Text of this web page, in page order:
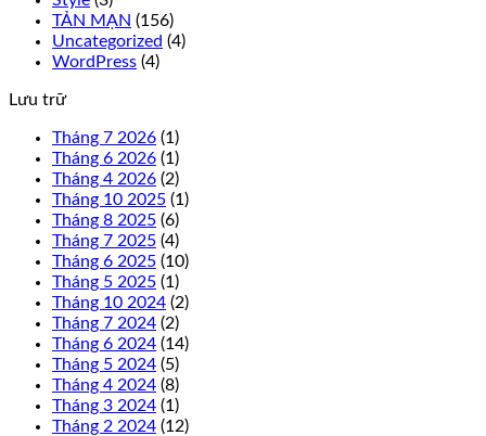
TẢN MẠN (156)
Uncategorized (4)
WordPress (4)
Lưu trữ
Tháng 7 2026 (1)
Tháng 6 2026 (1)
Tháng 4 2026 (2)
Tháng 10 2025 (1)
Tháng 8 2025 (6)
Tháng 7 2025 (4)
Tháng 6 2025 (10)
Tháng 5 2025 (1)
Tháng 10 2024 (2)
Tháng 7 2024 (2)
Tháng 6 2024 (14)
Tháng 5 2024 (5)
Tháng 4 2024 (8)
Tháng 3 2024 (1)
Tháng 2 2024 (12)